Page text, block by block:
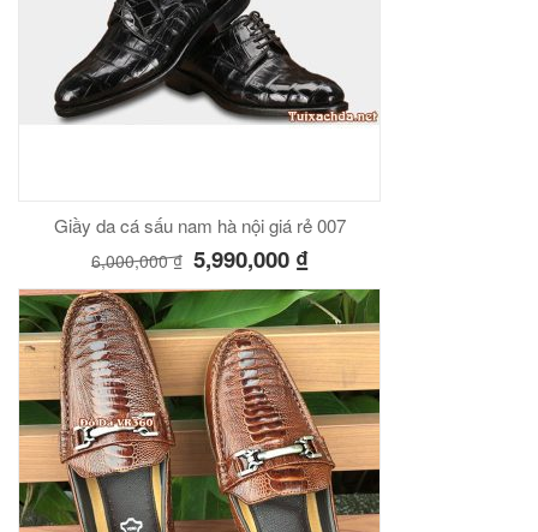
Giầy da cá sấu nam hà nội giá rẻ 007
6,000,000₫ 5,990,000 ₫